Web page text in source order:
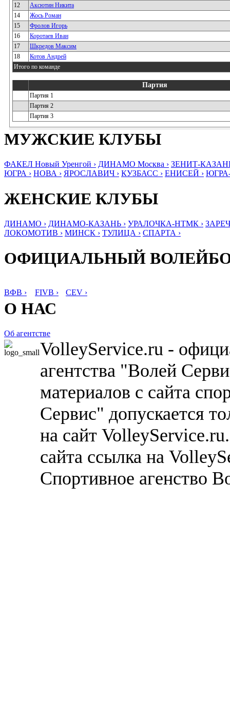
12
Аксютин Никита
14
Жось Роман
15
Фролов Игорь
16
Коротаев Иван
17
Шкредов Максим
18
Котов Андрей
Итого по команде
Партия
Партия 1
Партия 2
Партия 3
МУЖСКИЕ КЛУБЫ
ФАКЕЛ Новый Уренгой › ДИНАМО Москва › ЗЕНИТ-
ЮГРА › НОВА › ЯРОСЛАВИЧ › КУЗБАСС › ЕНИСЕЙ ›
ЖЕНСКИЕ КЛУБЫ
ДИНАМО › ДИНАМО-КАЗАНЬ › УРАЛОЧКА-НТМК ›
ЛОКОМОТИВ › МИНСК › ТУЛИЦА › СПАРТА ›
ОФИЦИАЛЬНЫЙ
ВФВ › FIVB › CEV ›
О НАС
Об агентстве
VolleyService.ru -
агентства "Волей
материалов с сайта
Сервис" допускается
на сайт
сайта ссылка на
Спортивное агенство